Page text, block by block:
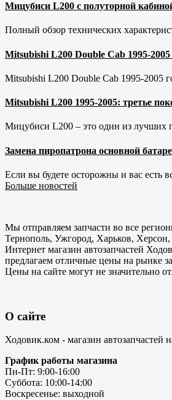
Мицубиси L200 с полуторной
Полный обзор технических
Mitsubishi L200 Double Cab 1995-
Mitsubishi L200 Double Cab 1995-2005
Mitsubishi L200 1995-2005: третье
Мицубиси L200 – это один из лучших
Замена пиропатрона основной
Если вы будете осторожны и вас есть
Больше новостей
Мы отправляем запчасти во все
Тернополь, Ужгород, Харьков,
Интернет магазин автозапчастей
предлагаем отличные цены на рынке
Цены на сайте могут не значительно
О сайте
Ходовик.ком - магазин автозапчастей
График работы магазина
Пн-Пт: 9:00-16:00
Суббота: 10:00-14:00
Воскресенье: выходной